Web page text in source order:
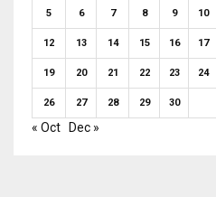
5 6 7 8 9 10
12 13 14 15 16 17
19 20 21 22 23 24
26 27 28 29 30
« Oct Dec »